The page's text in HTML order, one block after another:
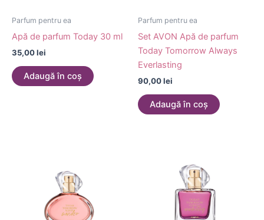
Parfum pentru ea
Apă de parfum Today 30 ml
35,00lei
Adaugă în coș
Parfum pentru ea
Set AVON Apă de parfum
Today Tomorrow Always
Everlasting
90,00lei
Adaugă în coș